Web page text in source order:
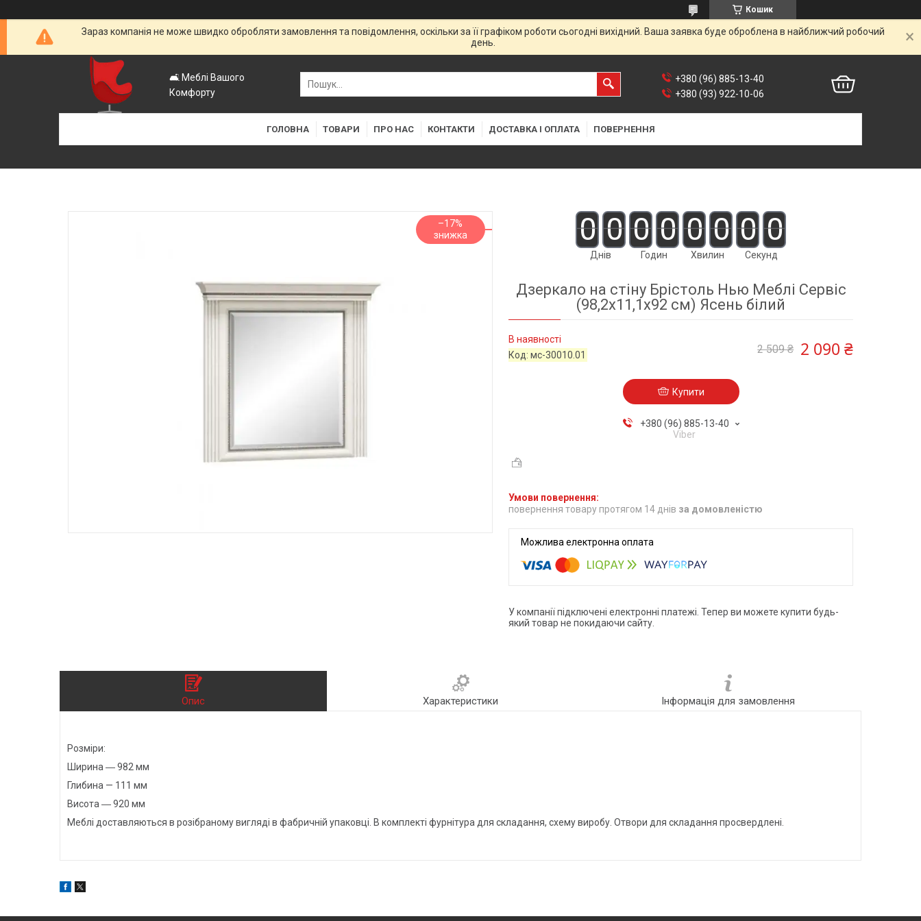
Кошик
Зараз компанія не може швидко обробляти замовлення та повідомлення, оскільки за її графіком роботи сьогодні вихідний. Ваша заявка буде оброблена в найближчий робочий
день.
🛋️ Меблі Вашого
Комфорту
+380 (96) 885-13-40
+380 (93) 922-10-06
ГОЛОВНА ТОВАРИ ПРО НАС КОНТАКТИ ДОСТАВКА І ОПЛАТА ПОВЕРНЕННЯ
–17% 0 0
Днів
0 0
Годин
0 0
Хвилин
0 0
Секунд
Дзеркало на стіну Брістоль Нью Меблі Сервіс
(98,2х11,1х92 см) Ясень білий
В наявності
Код:мс-30010.01 2 509 ₴ 2 090 ₴
Купити
+380 (96) 885-13-40
Viber
повернення товару протягом 14 днів за домовленістю
У компанії підключені електронні платежі. Тепер ви можете купити будь-
який товар не покидаючи сайту.
Опис Характеристики Інформація для замовлення
Розміри:
Ширина ― 982 мм
Глибина — 111 мм
Висота ― 920 мм
Меблі доставляються в розібраному вигляді в фабричній упаковці. В комплекті фурнітура для складання, схему виробу. Отвори для складання просвердлені.